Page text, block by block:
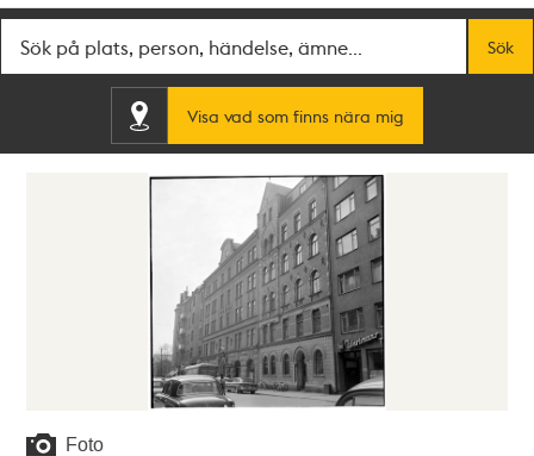
Sök
Visa vad som finns nära mig
Foto